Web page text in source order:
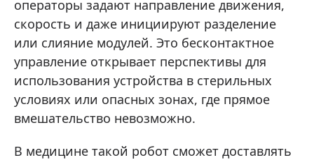
операторы задают направление движения,
скорость и даже инициируют разделение
или слияние модулей. Это бесконтактное
управление открывает перспективы для
использования устройства в стерильных
условиях или опасных зонах, где прямое
вмешательство невозможно.
В медицине такой робот сможет доставлять